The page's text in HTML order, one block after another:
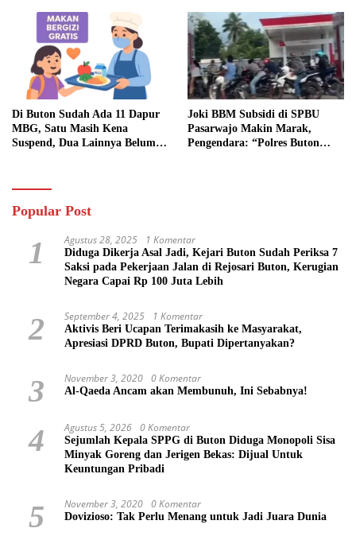
Di Buton Sudah Ada 11 Dapur
MBG, Satu Masih Kena
Suspend, Dua Lainnya Belum
Joki BBM Subsidi di SPBU
Pasarwajo Makin Marak,
Pengendara: “Polres Buton
Popular Post
1 Agustus 28, 2025 1 Komentar
Diduga Dikerja Asal Jadi, Kejari Buton Sudah Periksa 7
Saksi pada Pekerjaan Jalan di Rejosari Buton, Kerugian
Negara Capai Rp 100 Juta Lebih
2 September 4, 2025 1 Komentar
Aktivis Beri Ucapan Terimakasih ke Masyarakat,
Apresiasi DPRD Buton, Bupati Dipertanyakan?
3 November 3, 2020 0 Komentar
Al-Qaeda Ancam akan Membunuh, Ini Sebabnya!
4 Agustus 5, 2026 0 Komentar
Sejumlah Kepala SPPG di Buton Diduga Monopoli Sisa
Minyak Goreng dan Jerigen Bekas: Dijual Untuk
Keuntungan Pribadi
5 November 3, 2020 0 Komentar
Dovizioso: Tak Perlu Menang untuk Jadi Juara Dunia